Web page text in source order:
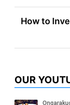
eget gravida
gravida ex vel
How to
OUR